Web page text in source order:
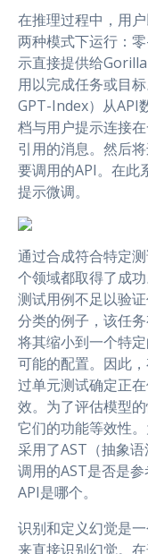
在推理过程中，用
两种模式下运行：
示直接提供给
用以完成任务或目
GPT-Index）从API
档与用户提示连接
引用的消息。然后
要调用的API。在此
提示微调。
通过合成符合特定
个领域都取得了成
测试用例不足以验
分类的例子，该任
将其缩小到一个特
可能的配置。因此
过单元测试确定正
效。为了评估模型
它们的功能等效性
采用了AST（抽象
调用的AST是否是
API是哪个。
识别和定义幻觉是
来直接识别幻觉。